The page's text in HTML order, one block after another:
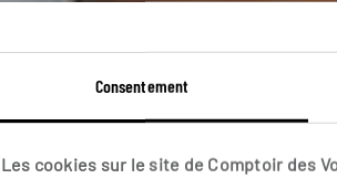
Consentement
Les cookies sur le site de Comptoir des
Circuit